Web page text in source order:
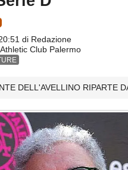
di Redazione
Club Palermo
DELL'AVELLINO RIPARTE